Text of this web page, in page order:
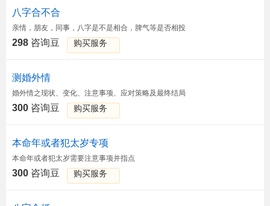
八字合不合
亲情，朋友，同事，八字是不是相合，脾气等是否相投
298 咨询豆 购买服务
测婚外情
婚外情之现状、变化、注意事项、应对策略及最终结局
300 咨询豆 购买服务
本命年或者犯太岁专项
本命年或者犯太岁需要注意事项并指点
300 咨询豆 购买服务